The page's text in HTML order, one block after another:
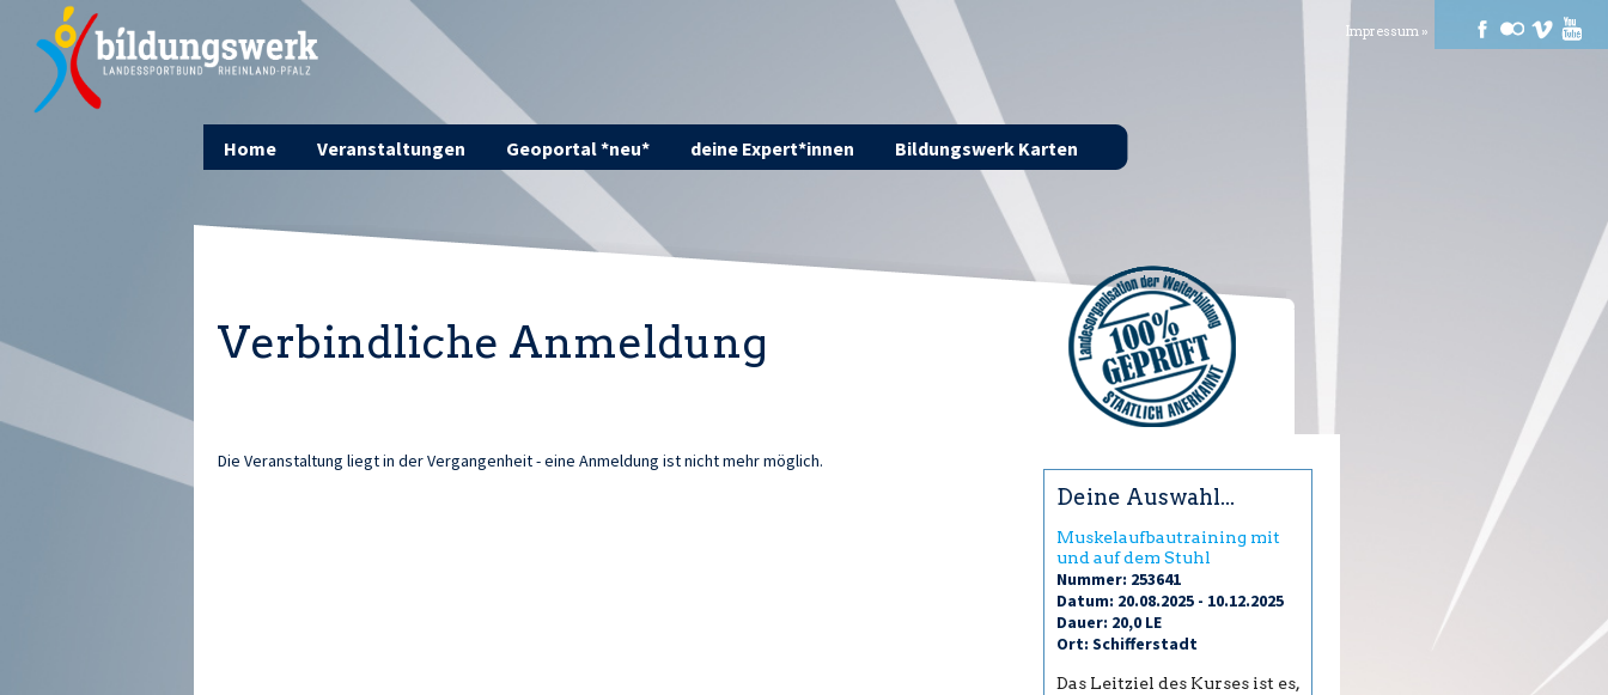
Home Veranstaltungen Geoportal *neu* deine Expert*innen Bildungswerk Karten
Impressum »
Verbindliche Anmeldung
Die Veranstaltung liegt in der Vergangenheit - eine Anmeldung ist nicht mehr möglich.
Deine Auswahl...
Muskelaufbautraining mit
und auf dem Stuhl
Nummer: 253641
Datum: 20.08.2025 - 10.12.2025
Dauer: 20,0 LE
Ort: Schifferstadt
Das Leitziel des Kurses ist es,